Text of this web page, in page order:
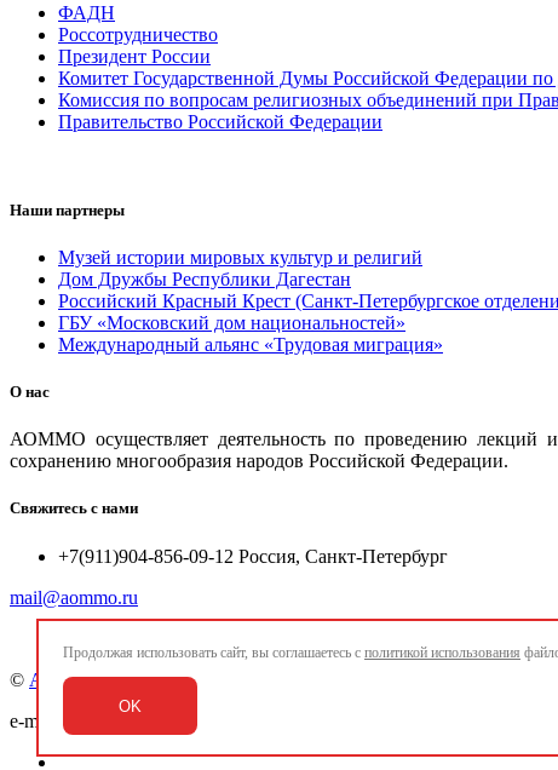
ФАДН
Россотрудничество
Президент России
Комитет Государственной Думы Российской Федерации по
Комиссия по вопросам религиозных объединений при
Правительство Российской Федерации
Наши партнеры
Музей истории мировых культур и религий
Дом Дружбы Республики Дагестан
Российский Красный Крест (Санкт-Петербургское
ГБУ «Московский дом национальностей»
Международный альянс «Трудовая миграция»
О нас
АОММО осуществляет деятельность по проведению лекций
сохранению многообразия народов Российской Федерации.
Свяжитесь с нами
+7(911)904-856-09-12 Россия, Санкт-Петербург
mail@aommo.ru
© Ассоциация организаций по реализации национальных
e-mail:
Продолжая использовать сайт, вы соглашаетесь с политикой использования
OK